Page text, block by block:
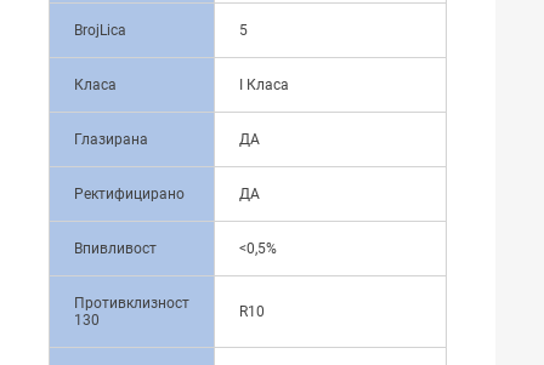
BrojLica 5
Класа I Класа
Глазирана ДА
Ректифицирано ДА
Впивливост <0,5%
Противклизност
130
R10